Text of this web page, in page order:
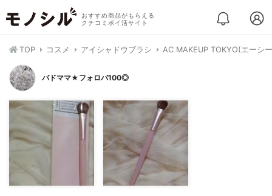
おすすめ商品がもらえる
クチコミポイ活サイト
TOP コスメ アイシャドウブラシ AC MAKEUP TOKYO(エーシ
バドママ★フォロバ100◎